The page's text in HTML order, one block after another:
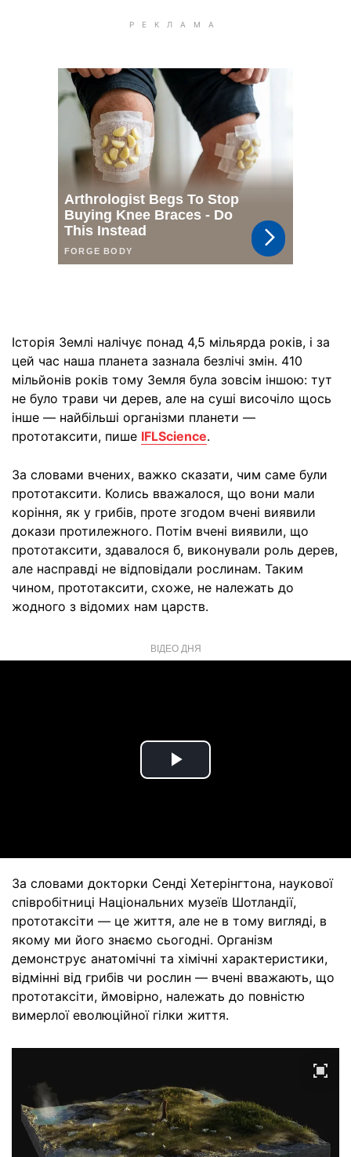
Історія Землі налічує понад 4,5 мільярда років, і за
цей час наша планета зазнала безлічі змін. 410
мільйонів років тому Земля була зовсім іншою: тут
не було трави чи дерев, але на суші височіло щось
інше — найбільші організми планети —
прототаксити, пише IFLScience.
За словами вчених, важко сказати, чим саме були
прототаксити. Колись вважалося, що вони мали
коріння, як у грибів, проте згодом вчені виявили
докази протилежного. Потім вчені виявили, що
прототаксити, здавалося б, виконували роль дерев,
але насправді не відповідали рослинам. Таким
чином, прототаксити, схоже, не належать до
жодного з відомих нам царств.
ВІДЕО ДНЯ
Play
За словами докторки Сенді Хетерінгтона, наукової
співробітниці Національних музеїв Шотландії,
прототаксіти — це життя, але не в тому вигляді, в
якому ми його знаємо сьогодні. Організм
демонструє анатомічні та хімічні характеристики,
відмінні від грибів чи рослин — вчені вважають, що
прототаксіти, ймовірно, належать до повністю
вимерлої еволюційної гілки життя.